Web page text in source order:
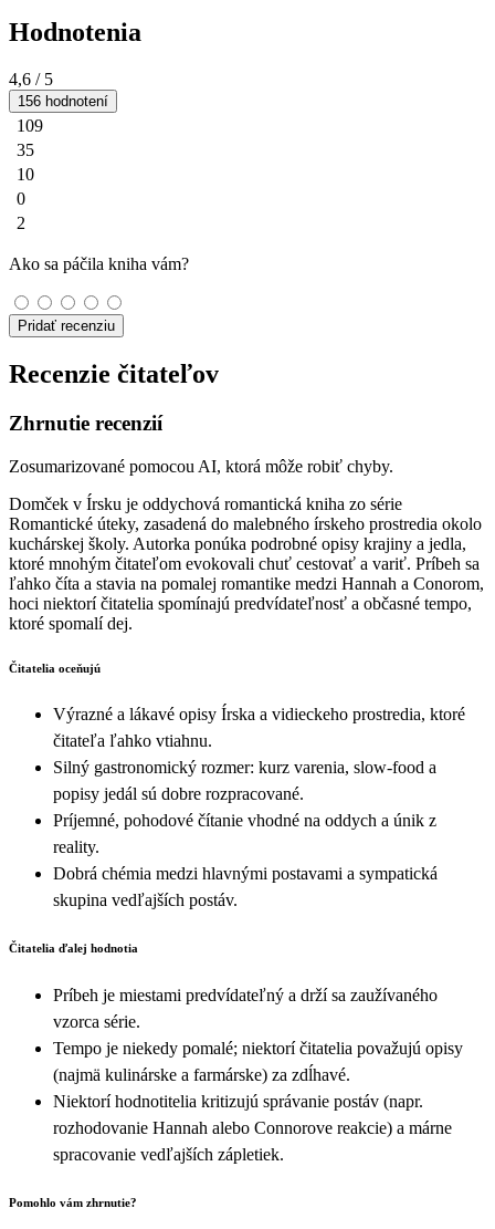
Hodnotenia
4,6 / 5
156 hodnotení
109
35
10
0
2
Ako sa páčila kniha vám?
Pridať recenziu
Recenzie čitateľov
Zhrnutie recenzií
Zosumarizované pomocou AI, ktorá môže robiť chyby.
Domček v Írsku je oddychová romantická kniha zo série
Romantické úteky, zasadená do malebného írskeho prostredia okolo
kuchárskej školy. Autorka ponúka podrobné opisy krajiny a jedla,
ktoré mnohým čitateľom evokovali chuť cestovať a variť. Príbeh sa
ľahko číta a stavia na pomalej romantike medzi Hannah a Conorom,
hoci niektorí čitatelia spomínajú predvídateľnosť a občasné tempo,
ktoré spomalí dej.
Čitatelia oceňujú
Výrazné a lákavé opisy Írska a vidieckeho prostredia, ktoré
čitateľa ľahko vtiahnu.
Silný gastronomický rozmer: kurz varenia, slow‑food a
popisy jedál sú dobre rozpracované.
Príjemné, pohodové čítanie vhodné na oddych a únik z
reality.
Dobrá chémia medzi hlavnými postavami a sympatická
skupina vedľajších postáv.
Čitatelia ďalej hodnotia
Príbeh je miestami predvídateľný a drží sa zaužívaného
vzorca série.
Tempo je niekedy pomalé; niektorí čitatelia považujú opisy
(najmä kulinárske a farmárske) za zdĺhavé.
Niektorí hodnotitelia kritizujú správanie postáv (napr.
rozhodovanie Hannah alebo Connorove reakcie) a márne
spracovanie vedľajších zápletiek.
Pomohlo vám zhrnutie?